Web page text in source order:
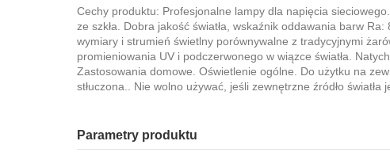
Cechy produktu: Profesjonalne lampy dla napięcia
ze szkła. Dobra jakość światła, wskaźnik oddawania barw
wymiary i strumień świetlny porównywalne z tradycyjnymi
promieniowania UV i podczerwonego w wiązce światła.
Zastosowania domowe. Oświetlenie ogólne. Do użytku na
stłuczona.. Nie wolno używać, jeśli zewnętrzne źródło światła
Parametry produktu